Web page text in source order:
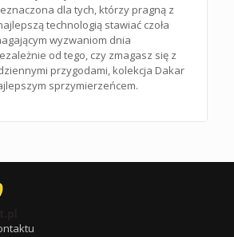
dla tych, którzy pragną z
technologią stawiać czoła
wyzwaniom dnia
od tego, czy zmagasz się z
przygodami, kolekcja Dakar
sprzymierzeńcem.